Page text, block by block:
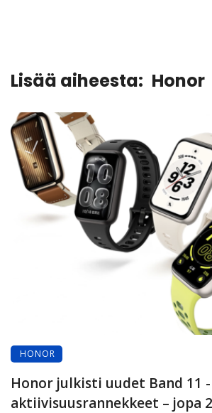
Lisää aiheesta: Honor
HONOR
Honor julkisti uudet Band 11 -
aktiivisuusrannekkeet – jopa